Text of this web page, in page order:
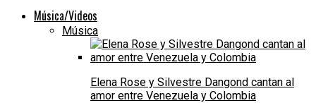
Música/Videos
Música
Elena Rose y Silvestre Dangond cantan al
amor entre Venezuela y Colombia